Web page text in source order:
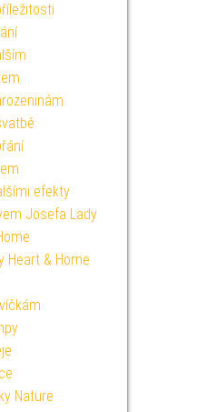
efekty
Josefa Lady
Heart & Home
Nature